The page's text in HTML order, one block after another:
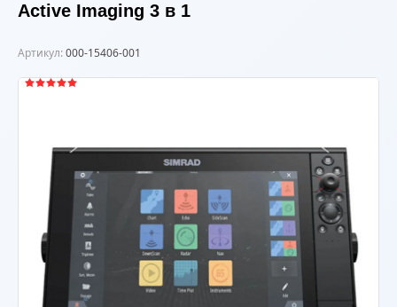
Active Imaging 3 в 1
Артикул:000-15406-001